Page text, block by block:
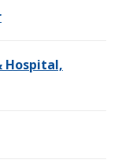
Hospital,